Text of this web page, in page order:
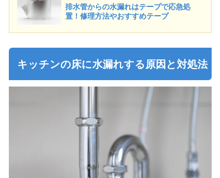
排水管からの水漏れはテープで応急処
置！修理方法やおすすめテープ
キッチンの床に水漏れする原因と対処法